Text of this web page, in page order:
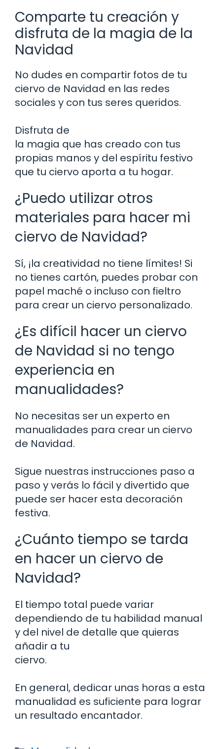
Comparte tu creación y
disfruta de la magia de la
Navidad
No dudes en compartir fotos de tu
ciervo de Navidad en las redes
sociales y con tus seres queridos.
Disfruta de
la magia que has creado con tus
propias manos y del espíritu festivo
que tu ciervo aporta a tu hogar.
¿Puedo utilizar otros
materiales para hacer mi
ciervo de Navidad?
Sí, ¡la creatividad no tiene límites! Si
no tienes cartón, puedes probar con
papel maché o incluso con fieltro
para crear un ciervo personalizado.
¿Es difícil hacer un ciervo
de Navidad si no tengo
experiencia en
manualidades?
No necesitas ser un experto en
manualidades para crear un ciervo
de Navidad.
Sigue nuestras instrucciones paso a
paso y verás lo fácil y divertido que
puede ser hacer esta decoración
festiva.
¿Cuánto tiempo se tarda
en hacer un ciervo de
Navidad?
El tiempo total puede variar
dependiendo de tu habilidad manual
y del nivel de detalle que quieras
añadir a tu
ciervo.
En general, dedicar unas horas a esta
manualidad es suficiente para lograr
un resultado encantador.